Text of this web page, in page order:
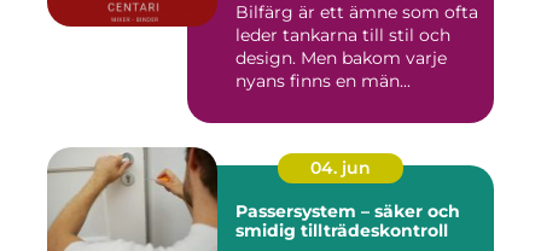
Bilfärg är ett ämne som ofta
leder tankarna till stil och
design. Men bakom varje
nyans finns en män...
04. jun
Passersystem – säker och
smidig tillträdeskontroll